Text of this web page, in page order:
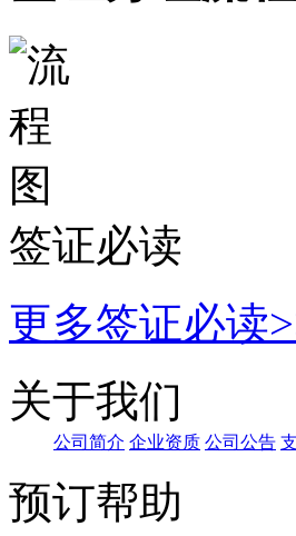
更多签证必读>>
关于我们
预订帮助
旅游合同签署
付款和发票